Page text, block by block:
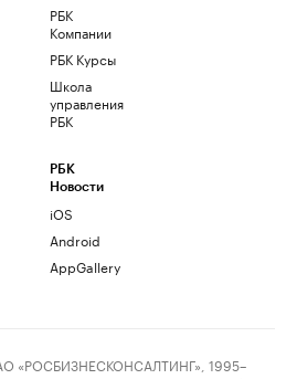
РБК
Компании
РБК Курсы
Школа
управления
РБК
РБК
Новости
iOS
Android
AppGallery
«РОСБИЗНЕСКОНСАЛТИНГ», 1995–